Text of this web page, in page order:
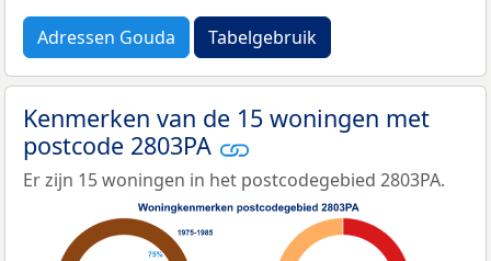
Adressen Gouda Tabelgebruik
Kenmerken van de 15 woningen met
postcode 2803PA
Er zijn 15 woningen in het postcodegebied 2803PA.